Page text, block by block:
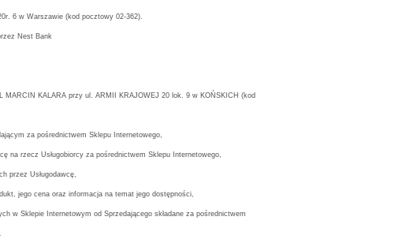
6 w Warszawie (kod pocztowy 02-362).
Nest Bank
MARCIN KALARA przy ul. ARMII KRAJOWEJ 20 lok. 9 w KOŃSKICH (kod
za pośrednictwem Sklepu Internetowego,
na rzecz Usługobiorcy za pośrednictwem Sklepu Internetowego,
przez Usługodawcę,
jego cena oraz informacja na temat jego dostępności,
w Sklepie Internetowym od Sprzedającego składane za pośrednictwem